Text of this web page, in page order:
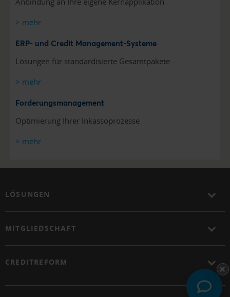
> mehr
ERP- und Credit Management-Systeme
Lösungen für standardisierte Gesamtpakete
> mehr
Forderungsmanagement
Optimierung Ihrer Inkassoprozesse
> mehr
LÖSUNGEN
MITGLIEDSCHAFT
CREDITREFORM